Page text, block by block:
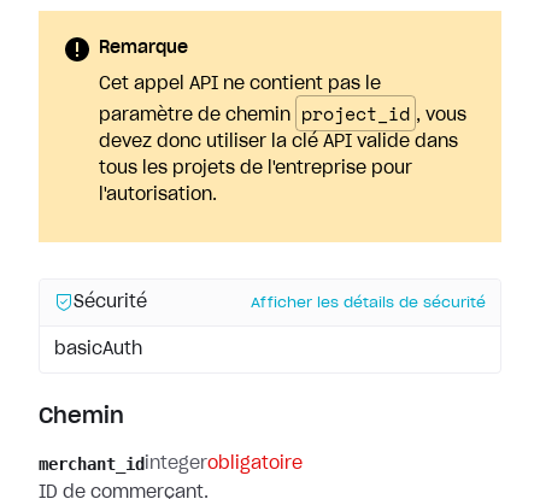
Remarque
Cet appel API ne contient pas le
paramètre de chemin
project_id , vous
devez donc utiliser la clé API valide dans
tous les projets de l'entreprise pour
l'autorisation.
Sécurité Afficher les détails de sécurité
basicAuth
Chemin
merchant_id integerobligatoire
ID de commerçant.